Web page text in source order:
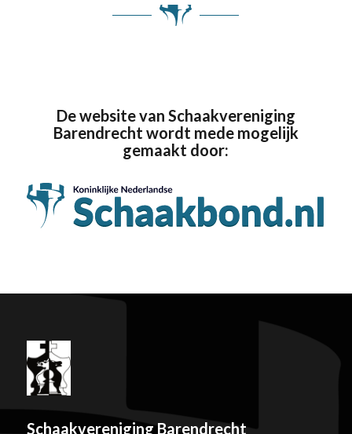
De website van Schaakvereniging
Barendrecht wordt mede mogelijk
gemaakt door:
Schaakvereniging Barendrecht